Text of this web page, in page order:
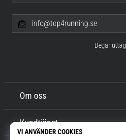
Om oss
Kundtjänst
info@top4running.se
Begär uttag